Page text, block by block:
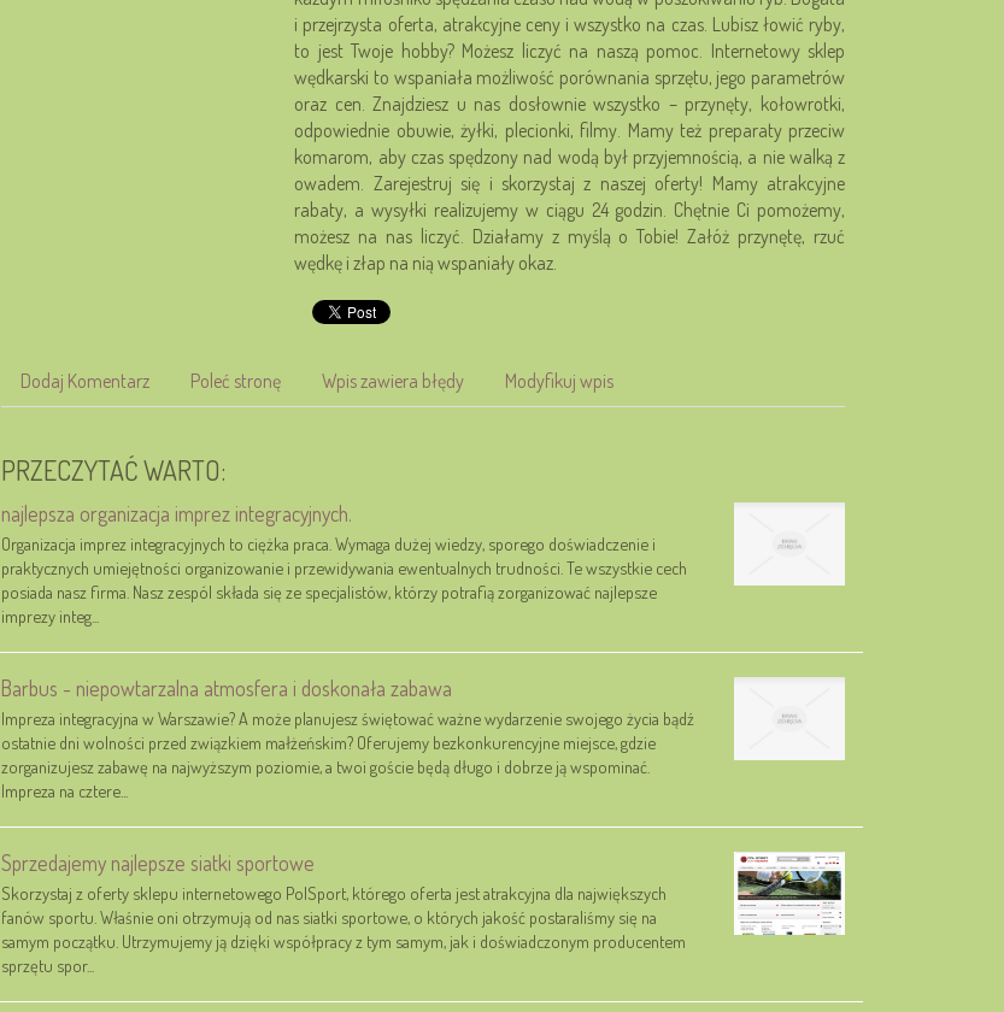
i przejrzysta oferta, atrakcyjne ceny i wszystko na czas. Lubisz łowić ryby,
to jest Twoje hobby? Możesz liczyć na naszą pomoc. Internetowy sklep
wędkarski to wspaniała możliwość porównania sprzętu, jego parametrów
oraz cen. Znajdziesz u nas dosłownie wszystko – przynęty, kołowrotki,
odpowiednie obuwie, żyłki, plecionki, filmy. Mamy też preparaty przeciw
komarom, aby czas spędzony nad wodą był przyjemnością, a nie walką z
owadem. Zarejestruj się i skorzystaj z naszej oferty! Mamy atrakcyjne
rabaty, a wysyłki realizujemy w ciągu 24 godzin. Chętnie Ci pomożemy,
możesz na nas liczyć. Działamy z myślą o Tobie! Załóż przynętę, rzuć
wędkę i złap na nią wspaniały okaz.
Dodaj Komentarz Poleć stronę Wpis zawiera błędy Modyfikuj wpis
PRZECZYTAĆ WARTO:
najlepsza organizacja imprez integracyjnych.
Organizacja imprez integracyjnych to ciężka praca. Wymaga dużej wiedzy, sporego doświadczenie i
praktycznych umiejętności organizowanie i przewidywania ewentualnych trudności. Te wszystkie cech
posiada nasz firma. Nasz zespól składa się ze specjalistów, którzy potrafią zorganizować najlepsze
imprezy integ...
Barbus - niepowtarzalna atmosfera i doskonała zabawa
Impreza integracyjna w Warszawie? A może planujesz świętować ważne wydarzenie swojego życia bądź
ostatnie dni wolności przed związkiem małżeńskim? Oferujemy bezkonkurencyjne miejsce, gdzie
zorganizujesz zabawę na najwyższym poziomie, a twoi goście będą długo i dobrze ją wspominać.
Impreza na cztere...
Sprzedajemy najlepsze siatki sportowe
Skorzystaj z oferty sklepu internetowego PolSport, którego oferta jest atrakcyjna dla największych
fanów sportu. Właśnie oni otrzymują od nas siatki sportowe, o których jakość postaraliśmy się na
samym początku. Utrzymujemy ją dzięki współpracy z tym samym, jak i doświadczonym producentem
sprzętu spor...